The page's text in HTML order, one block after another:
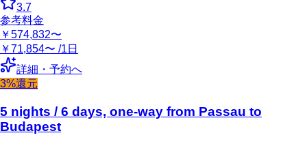
3.7
参考料金
￥574,832〜
￥71,854〜 /1日
詳細・予約へ
3%還元
5 nights / 6 days, one-way from Passau to
Budapest